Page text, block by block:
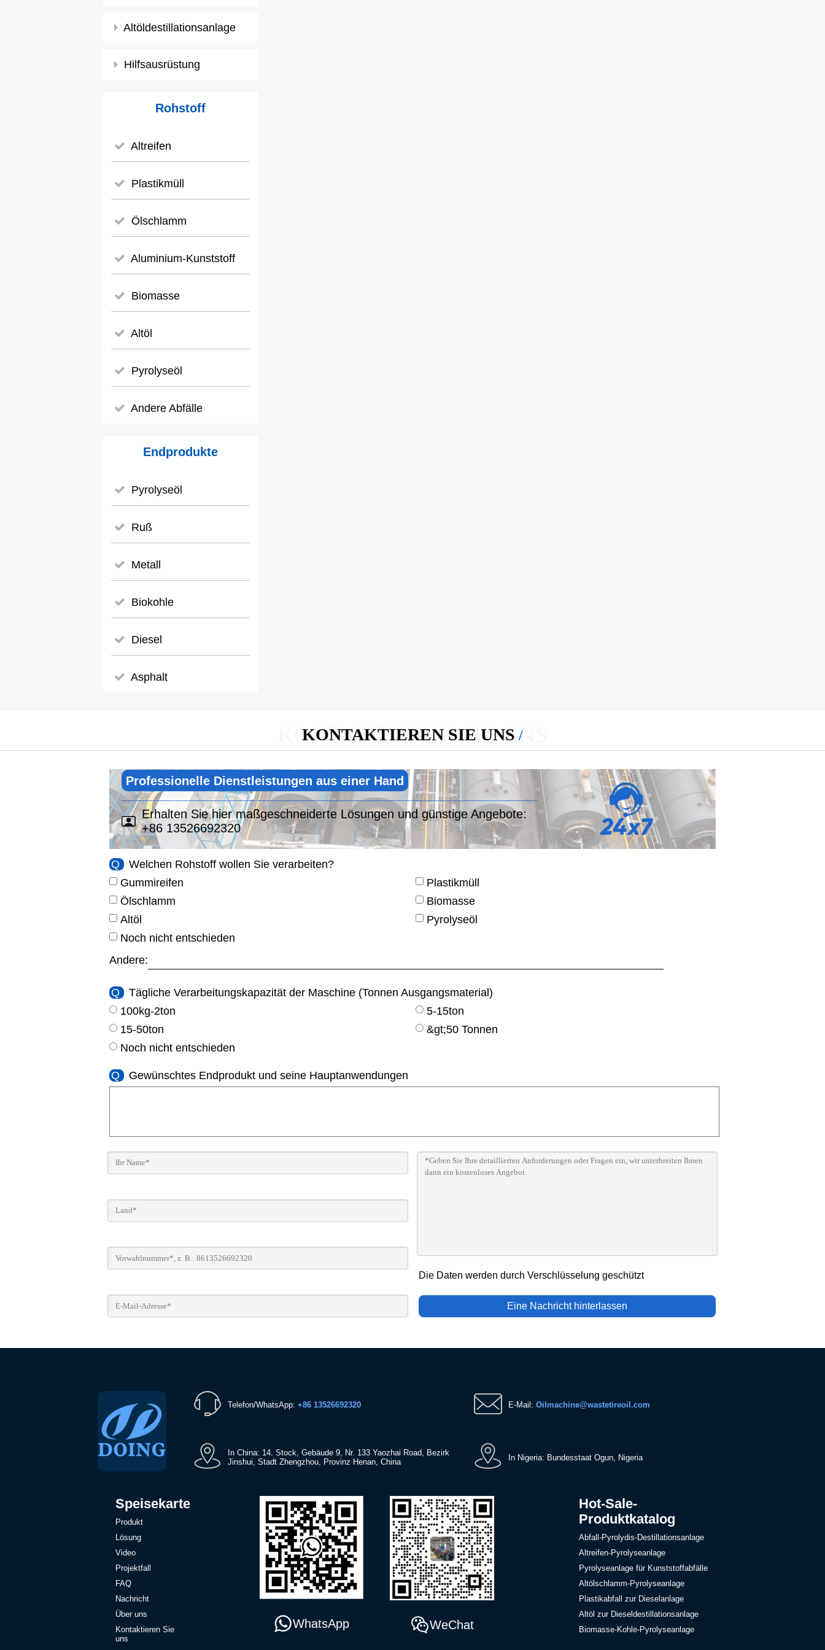
Altöldestillationsanlage
Hilfsausrüstung
Rohstoff
Altreifen
Plastikmüll
Ölschlamm
Aluminium-Kunststoff
Biomasse
Altöl
Pyrolyseöl
Andere Abfälle
Endprodukte
Pyrolyseöl
Ruß
Metall
Biokohle
Diesel
Asphalt
KONTAKTIEREN SIE UNS
KONTAKTIEREN SIE UNS
Professionelle Dienstleistungen aus einer Hand
Erhalten Sie hier maßgeschneiderte Lösungen und günstige Angebote:
+86 13526692320
Q
Welchen Rohstoff wollen Sie verarbeiten?
Gummireifen
Plastikmüll
Ölschlamm
Biomasse
Altöl
Pyrolyseöl
Noch nicht entschieden
Andere:
Q
Tägliche Verarbeitungskapazität der Maschine (Tonnen Ausgangsmaterial)
100kg-2ton
5-15ton
15-50ton
&gt;50 Tonnen
Noch nicht entschieden
Q Gewünschtes Endprodukt und seine Hauptanwendungen
Die Daten werden durch Verschlüsselung geschützt
Eine Nachricht hinterlassen
Telefon/WhatsApp: +86 13526692320 E-Mail: Oilmachine@wastetireoil.com
In China: 14. Stock, Gebäude 9, Nr. 133 Yaozhai Road, Bezirk
Jinshui, Stadt Zhengzhou, Provinz Henan, China
In Nigeria: Bundesstaat Ogun, Nigeria
Speisekarte
Produkt
Lösung
Video
Projektfall
FAQ
Nachricht
Über uns
Kontaktieren Sie
uns
WhatsApp WeChat
Hot-Sale-
Produktkatalog
Abfall-Pyrolydis-Destillationsanlage
Altreifen-Pyrolyseanlage
Pyrolyseanlage für Kunststoffabfälle
Altölschlamm-Pyrolyseanlage
Plastikabfall zur Dieselanlage
Altöl zur Dieseldestillationsanlage
Biomasse-Kohle-Pyrolyseanlage